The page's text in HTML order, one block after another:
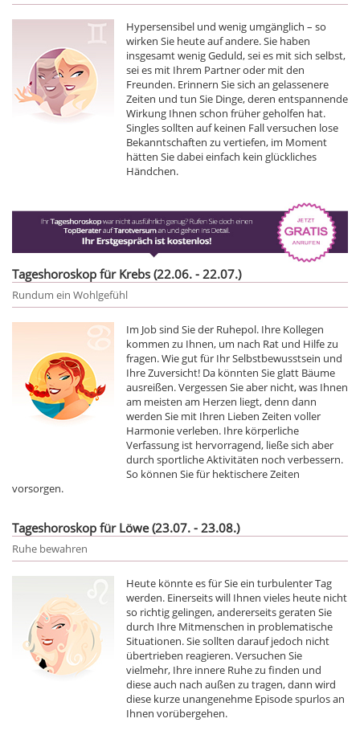
Hypersensibel und wenig umgänglich – so
wirken Sie heute auf andere. Sie haben
insgesamt wenig Geduld, sei es mit sich selbst,
sei es mit Ihrem Partner oder mit den
Freunden. Erinnern Sie sich an gelassenere
Zeiten und tun Sie Dinge, deren entspannende
Wirkung Ihnen schon früher geholfen hat.
Singles sollten auf keinen Fall versuchen lose
Bekanntschaften zu vertiefen, im Moment
hätten Sie dabei einfach kein glückliches
Händchen.
Tageshoroskop für Krebs (22.06. - 22.07.)
Rundum ein Wohlgefühl
Im Job sind Sie der Ruhepol. Ihre Kollegen
kommen zu Ihnen, um nach Rat und Hilfe zu
fragen. Wie gut für Ihr Selbstbewusstsein und
Ihre Zuversicht! Da könnten Sie glatt Bäume
ausreißen. Vergessen Sie aber nicht, was Ihnen
am meisten am Herzen liegt, denn dann
werden Sie mit Ihren Lieben Zeiten voller
Harmonie verleben. Ihre körperliche
Verfassung ist hervorragend, ließe sich aber
durch sportliche Aktivitäten noch verbessern.
So können Sie für hektischere Zeiten
vorsorgen.
Tageshoroskop für Löwe (23.07. - 23.08.)
Ruhe bewahren
Heute könnte es für Sie ein turbulenter Tag
werden. Einerseits will Ihnen vieles heute nicht
so richtig gelingen, andererseits geraten Sie
durch Ihre Mitmenschen in problematische
Situationen. Sie sollten darauf jedoch nicht
übertrieben reagieren. Versuchen Sie
vielmehr, Ihre innere Ruhe zu finden und
diese auch nach außen zu tragen, dann wird
diese kurze unangenehme Episode spurlos an
Ihnen vorübergehen.